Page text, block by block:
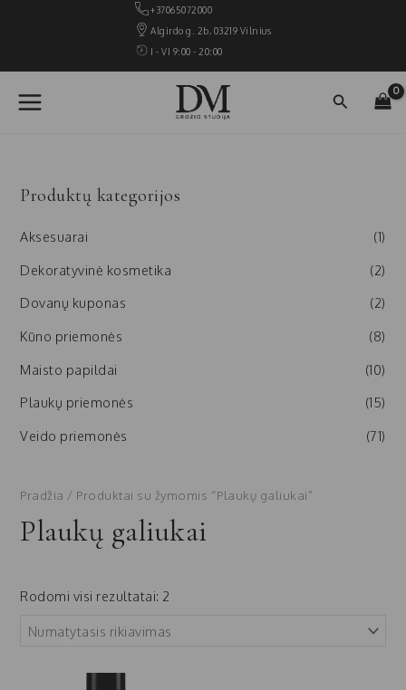
+37065072000
Algirdo g. 2b, 03219 Vilnius
I - VI 9:00 - 20:00
Paieška
Produktų kategorijos
Aksesuarai (1)
Dekoratyvinė kosmetika (2)
Dovanų kuponas (2)
Kūno priemonės (8)
Maisto papildai (10)
Plaukų priemonės (15)
Veido priemonės (71)
Pradžia / Produktai su žymomis “Plaukų galiukai”
Plaukų galiukai
Rodomi visi rezultatai: 2